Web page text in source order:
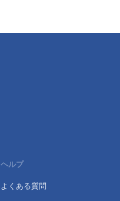
ヘルプ
よくある質問